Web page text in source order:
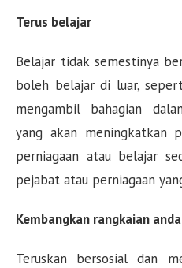
Terus belajar
Belajar tidak semestinya
boleh belajar di luar,
mengambil bahagian
yang akan meningkatkan
perniagaan atau belajar
pejabat atau perniagaan
Kembangkan rangkaian anda
Teruskan bersosial dan